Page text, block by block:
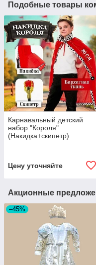
Подобные товары
Карнавальный детский
набор "Короля"
(Накидка+скипетр)
Цену уточняйте
Акционные
–45%